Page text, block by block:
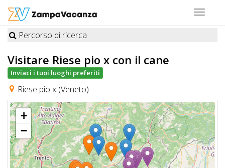
Toggle
STRUTTURE
A
DOG
LUOGHI
A
DOG
Percorso di ricerca
Visitare Riese pio x con il cane
Inviaci i tuoi luoghi preferiti
Riese pio x (Veneto)
+
−